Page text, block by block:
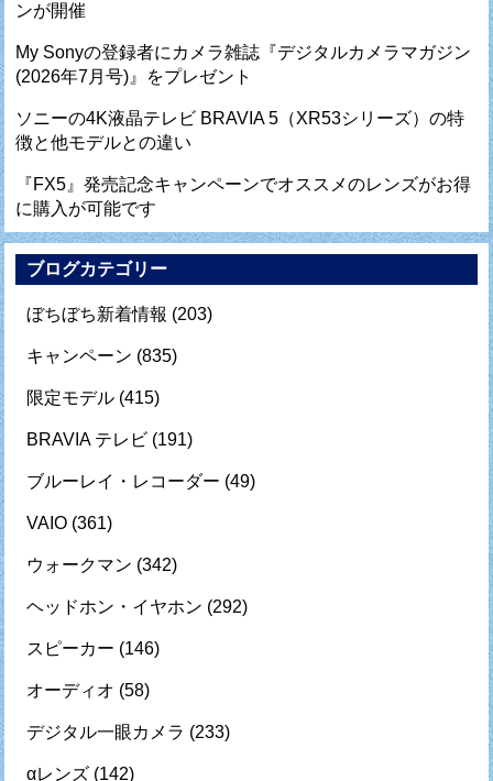
ンが開催
My Sonyの登録者にカメラ雑誌『デジタルカメラマガジン
(2026年7月号)』をプレゼント
ソニーの4K液晶テレビ BRAVIA 5（XR53シリーズ）の特
徴と他モデルとの違い
『FX5』発売記念キャンペーンでオススメのレンズがお得
に購入が可能です
ブログカテゴリー
ぼちぼち新着情報 (203)
キャンペーン (835)
限定モデル (415)
BRAVIA テレビ (191)
ブルーレイ・レコーダー (49)
VAIO (361)
ウォークマン (342)
ヘッドホン・イヤホン (292)
スピーカー (146)
オーディオ (58)
デジタル一眼カメラ (233)
αレンズ (142)